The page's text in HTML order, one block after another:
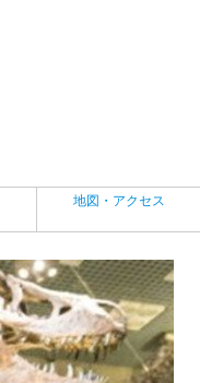
地図・アクセス